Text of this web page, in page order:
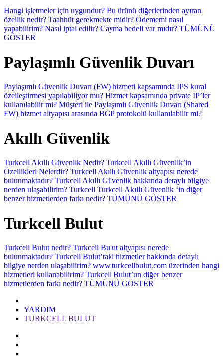
Hangi işletmeler için uygundur? Bu ürünü diğerlerinden ayıran
özellik nedir? Taahhüt gerekmekte midir? Ödememi nasıl
yapabilirim? Nasıl iptal edilir? Cayma bedeli var mıdır? TÜMÜNÜ
GÖSTER
Paylaşımlı Güvenlik Duvarı
Paylaşımlı Güvenlik Duvarı (FW) hizmeti kapsamında IPS kural
özelleştirmesi yapılabiliyor mu? Hizmet kapsamında private IP’ler
kullanılabilir mi? Müşteri ile Paylaşımlı Güvenlik Duvarı (Shared
FW) hizmet altyapısı arasında BGP protokolü kullanılabilir mi?
Akıllı Güvenlik
Turkcell Akıllı Güvenlik Nedir? Turkcell Akıllı Güvenlik’in
Özellikleri Nelerdir? Turkcell Akıllı Güvenlik altyapısı nerede
bulunmaktadır? Turkcell Akıllı Güvenlik hakkında detaylı bilgiye
nerden ulaşabilirim? Turkcell Turkcell Akıllı Güvenlik ‘in diğer
benzer hizmetlerden farkı nedir? TÜMÜNÜ GÖSTER
Turkcell Bulut
Turkcell Bulut nedir? Turkcell Bulut altyapısı nerede
bulunmaktadır? Turkcell Bulut’taki hizmetler hakkında detaylı
bilgiye nerden ulaşabilirim? www.turkcellbulut.com üzerinden hangi
hizmetleri kullanabilirim? Turkcell Bulut’un diğer benzer
hizmetlerden farkı nedir? TÜMÜNÜ GÖSTER
YARDIM
TURKCELL BULUT